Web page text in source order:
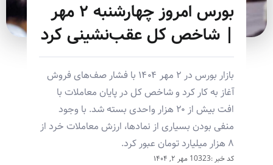
بورس امروز چهارشنبه ۲ مهر
| شاخص کل عقب‌نشینی کرد
بازار بورس در ۲ مهر ۱۴۰۴ با فشار صف‌های فروش
آغاز به کار کرد و شاخص کل در پایان معاملات با
افت بیش از ۲۰ هزار واحدی بسته شد. با وجود
منفی بودن بسیاری از نمادها، ارزش معاملات خرد از
۸ هزار میلیارد تومان عبور کرد.
کد خبر :10323 مهر ۲, ۱۴۰۴